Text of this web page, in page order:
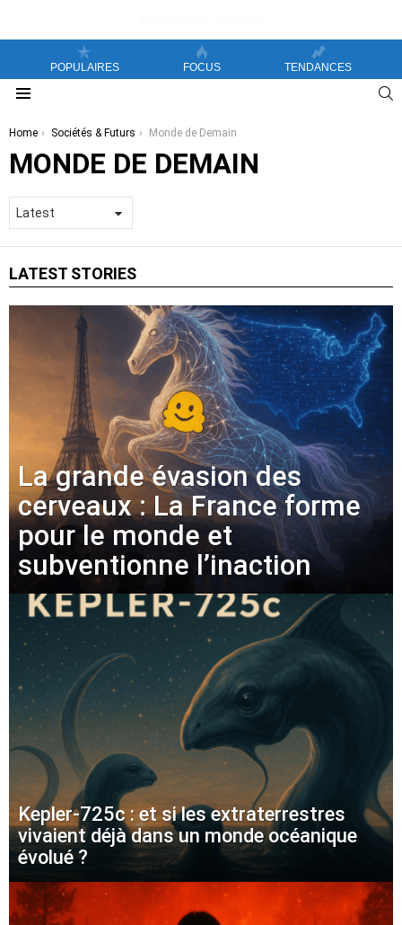
POPULAIRES FOCUS TENDANCES
You are here:
Home Sociétés & Futurs Monde de Demain
MONDE DE DEMAIN
LATEST STORIES
La grande évasion des
cerveaux : La France forme
pour le monde et
subventionne l’inaction
Kepler-725c : et si les extraterrestres
vivaient déjà dans un monde océanique
évolué ?